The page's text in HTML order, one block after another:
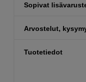
Sopivat
Arvostelut,
Tuotetiedot